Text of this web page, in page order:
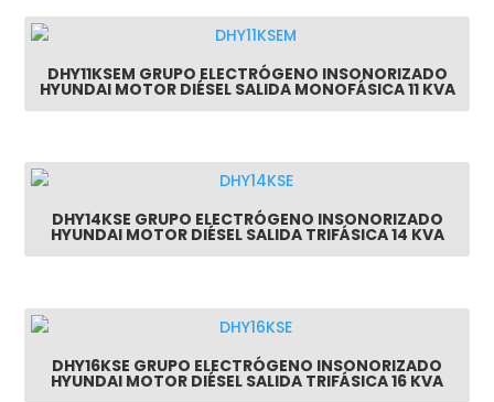
DHY11KSEM GRUPO ELECTRÓGENO INSONORIZADO
HYUNDAI MOTOR DIÉSEL SALIDA MONOFÁSICA 11 KVA
DHY14KSE GRUPO ELECTRÓGENO INSONORIZADO
HYUNDAI MOTOR DIÉSEL SALIDA TRIFÁSICA 14 KVA
DHY16KSE GRUPO ELECTRÓGENO INSONORIZADO
HYUNDAI MOTOR DIÉSEL SALIDA TRIFÁSICA 16 KVA